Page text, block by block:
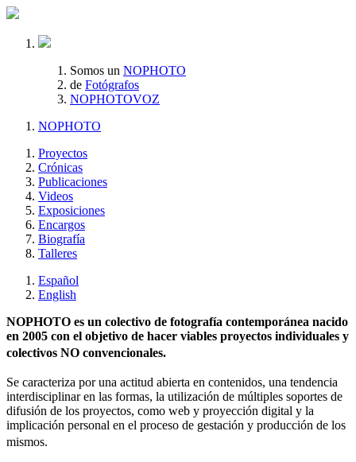
Somos un NOPHOTO
de Fotógrafos
NOPHOTOVOZ
NOPHOTO
Proyectos
Crónicas
Publicaciones
Videos
Exposiciones
Encargos
Biografía
Talleres
Español
English
NOPHOTO es un colectivo de fotografía contemporánea nacido
en 2005 con el objetivo de hacer viables proyectos individuales y
colectivos NO convencionales.
Se caracteriza por una actitud abierta en contenidos, una tendencia
interdisciplinar en las formas, la utilización de múltiples soportes de
difusión de los proyectos, como web y proyección digital y la
implicación personal en el proceso de gestación y producción de los
mismos.